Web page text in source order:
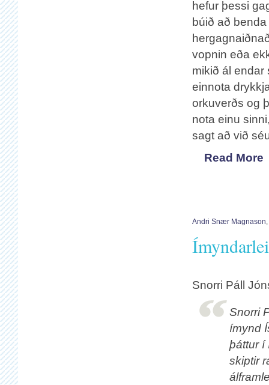
hefur þessi
búið að
vopnin eða
mikið ál endar
einnota
orkuverðs og
nota einu
sagt að við
Read More
Andri Snær Magnason
Snorri Páll
Snorri
ímynd
þáttur í
skiptir